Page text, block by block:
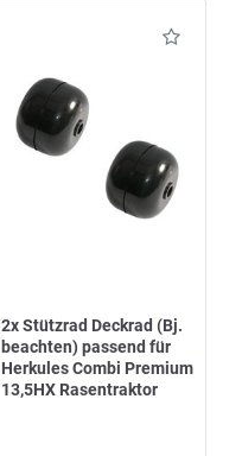
2x Stützrad Deckrad (Bj.
beachten) passend für
Herkules Combi Premium
13,5HX Rasentraktor